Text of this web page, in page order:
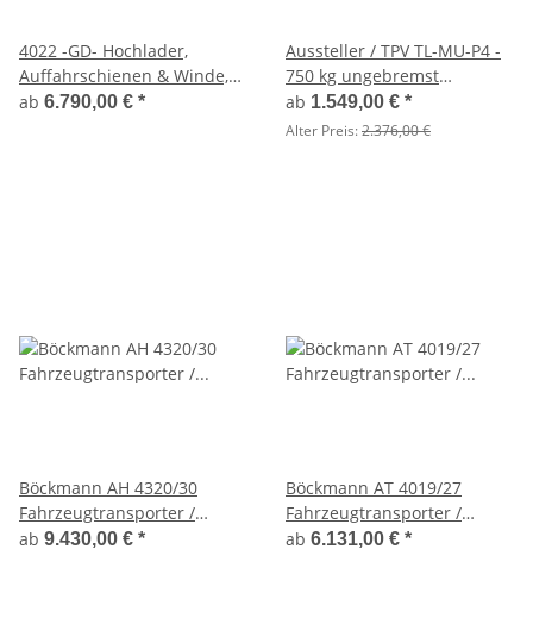
4022 -GD- Hochlader,
Auffahrschienen & Winde,
Bordwände 30cm -2700kg-
ab 6.790,00 € *
Aussteller / TPV TL-MU-P4 -
750 kg ungebremst
Universalanhänger mit
Hochplane SP-Line
ab 1.549,00 € *
Alter Preis:2.376,00 €
Böckmann AH 4320/30
Fahrzeugtransporter /
Autotrailer Kipper
ab 9.430,00 € *
Böckmann AT 4019/27
Fahrzeugtransporter /
Autotrailer Kipper
ab 6.131,00 € *